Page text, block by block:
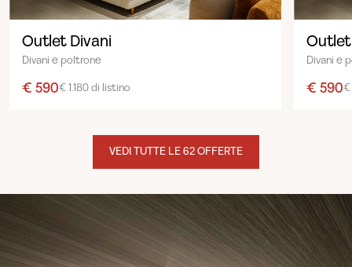
Outlet Divani
Divani e poltrone
€ 590€ 1.180 di listino
Divani e
€ 590€
VEDI TUTTE LE 62 OFFERTE